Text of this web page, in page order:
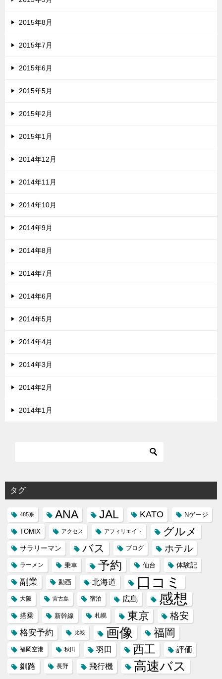
2015年8月
2015年7月
2015年6月
2015年5月
2015年2月
2015年1月
2014年12月
2014年11月
2014年10月
2014年9月
2014年8月
2014年7月
2014年6月
2014年5月
2014年4月
2014年3月
2014年2月
2014年1月
タグ
485系 ANA JAL KATO Nゲージ
TOMIX アクセス アフィリエイト グルメ
サラリーマン バス ブログ ホテル
ラーメン 乗車 予約 仙台 体験記
副業 動画 北海道 口コミ
大阪 宮古島 宿泊 広島 感想
搭乗 新幹線 札幌 東京 格安
格安予約 比較 画像 福岡
福岡空港 秋田 羽田 西工
評価
釧路
長野 飛行機 高速バス